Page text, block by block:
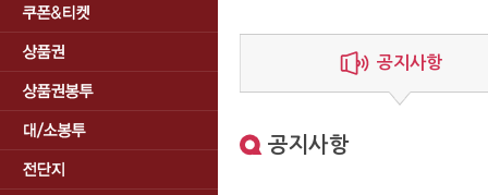
공지사항
공지사항